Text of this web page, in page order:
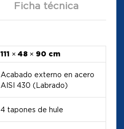
Ficha técnica
111 × 48 × 90 cm
Acabado externo en acero
AISI 430 (Labrado)
4 tapones de hule